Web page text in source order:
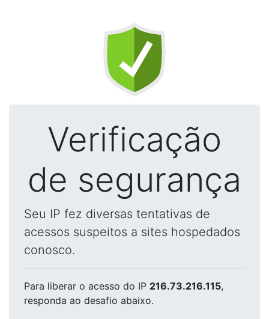
Verificação
de segurança
Seu IP fez diversas tentativas de
acessos suspeitos a sites hospedados
conosco.
Para liberar o acesso do IP 216.73.216.115,
responda ao desafio abaixo.